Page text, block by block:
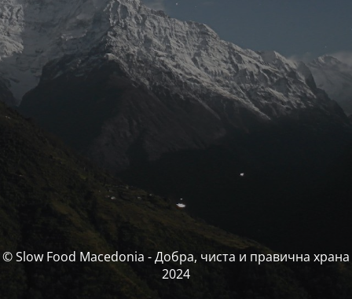
© Slow Food Macedonia - Добра, чиста и правична храна
2024